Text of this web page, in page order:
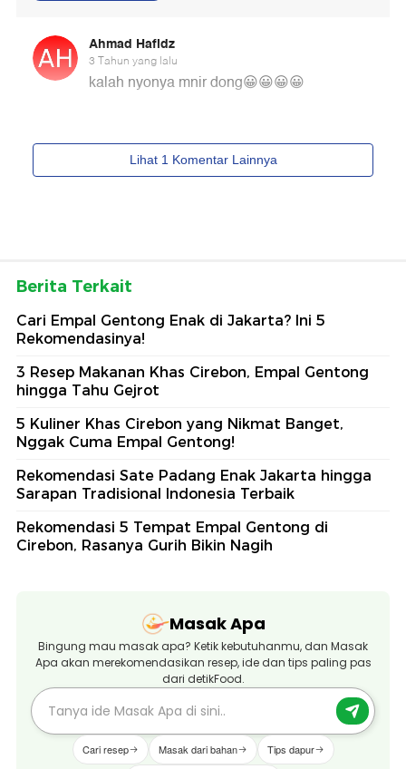
Berita Terkait
Cari Empal Gentong Enak di Jakarta? Ini 5
Rekomendasinya!
3 Resep Makanan Khas Cirebon, Empal Gentong
hingga Tahu Gejrot
5 Kuliner Khas Cirebon yang Nikmat Banget,
Nggak Cuma Empal Gentong!
Rekomendasi Sate Padang Enak Jakarta hingga
Sarapan Tradisional Indonesia Terbaik
Rekomendasi 5 Tempat Empal Gentong di
Cirebon, Rasanya Gurih Bikin Nagih
Masak Apa
Bingung mau masak apa? Ketik kebutuhanmu, dan Masak
Apa akan merekomendasikan resep, ide dan tips paling pas
dari detikFood.
Cari resep Masak dari bahan Tips dapur